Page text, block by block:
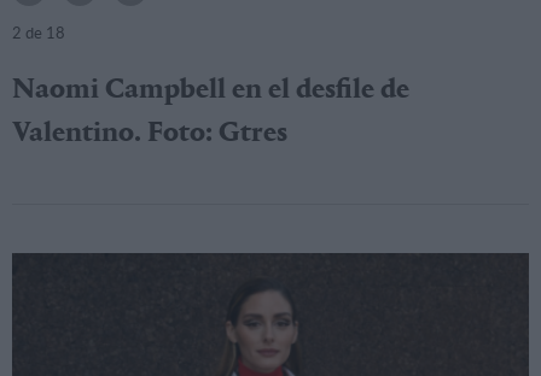
2 de 18
Naomi Campbell en el desfile de
Valentino. Foto: Gtres